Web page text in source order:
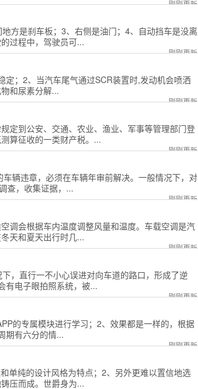
刚刚更新
方是刹车板；3、右侧是油门；4、自动挡车是没离
过程中，驾驶员可...
刚刚更新
；2、当汽车尾气通过SCR装置时,发动机会喷洒
和尿素分解...
刚刚更新
定到公安、交通、农业、渔业、军事等管理部门登
算征收的一类财产税。...
刚刚更新
辆违章，必须在车辆年审前解决。一般情况下，对
查，收集证据，...
刚刚更新
调会根据车内温度调整风量和温度。车载空调是汽
天和夏天出行时几...
刚刚更新
，直行一不小心误进对向车道的路口，形成了逆
有电子眼拍照系统，被...
刚刚更新
的专属模块进行学习；2、效果都是一样的，根据
期有六分的情...
刚刚更新
单纯的设计风格为特点；2、另外更难以置信地选
压而成。世爵身为...